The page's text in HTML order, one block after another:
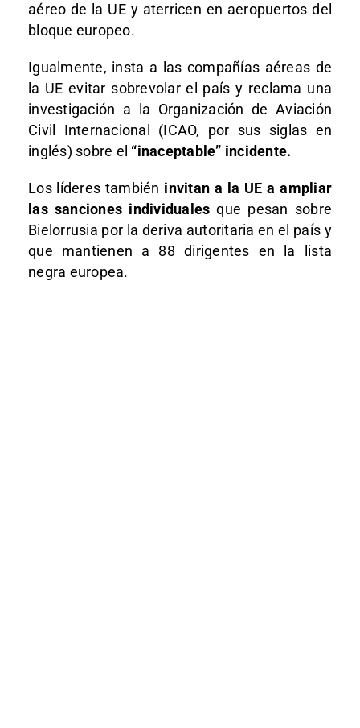
aéreo de la UE y aterricen en aeropuertos del
bloque europeo.
Igualmente, insta a las compañías aéreas de
la UE evitar sobrevolar el país y reclama una
investigación a la Organización de Aviación
Civil Internacional (ICAO, por sus siglas en
inglés) sobre el “inaceptable” incidente.
Los líderes también invitan a la UE a ampliar
las sanciones individuales que pesan sobre
Bielorrusia por la deriva autoritaria en el país y
que mantienen a 88 dirigentes en la lista
negra europea.